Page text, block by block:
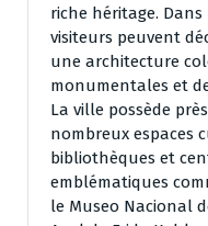
riche héritage.
visiteurs peuvent
une architecture
monumentales et
La ville possède
nombreux espaces
bibliothèques et
emblématiques
le Museo Nacional